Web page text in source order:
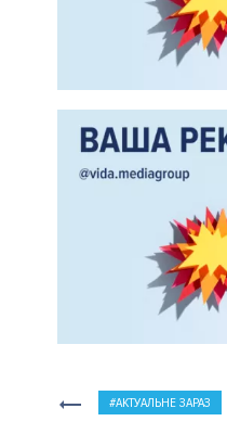
АКТУАЛЬНЕ ЗАРАЗ